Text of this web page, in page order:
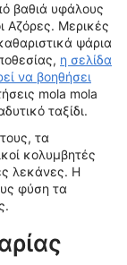
βαθιά υφάλους
Αζόρες. Μερικές
ψάρια
η σελίδα
να βοηθήσει
mola mola
ταξίδι.
τα
κολυμβητές
λεκάνες. Η
φύση τα